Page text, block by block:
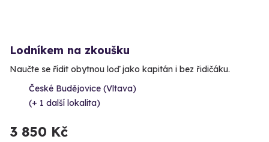
Lodníkem na zkoušku
Naučte se řídit obytnou loď jako kapitán i bez řidičáku.
České Budějovice (Vltava)
(+ 1 další lokalita)
3 850 Kč